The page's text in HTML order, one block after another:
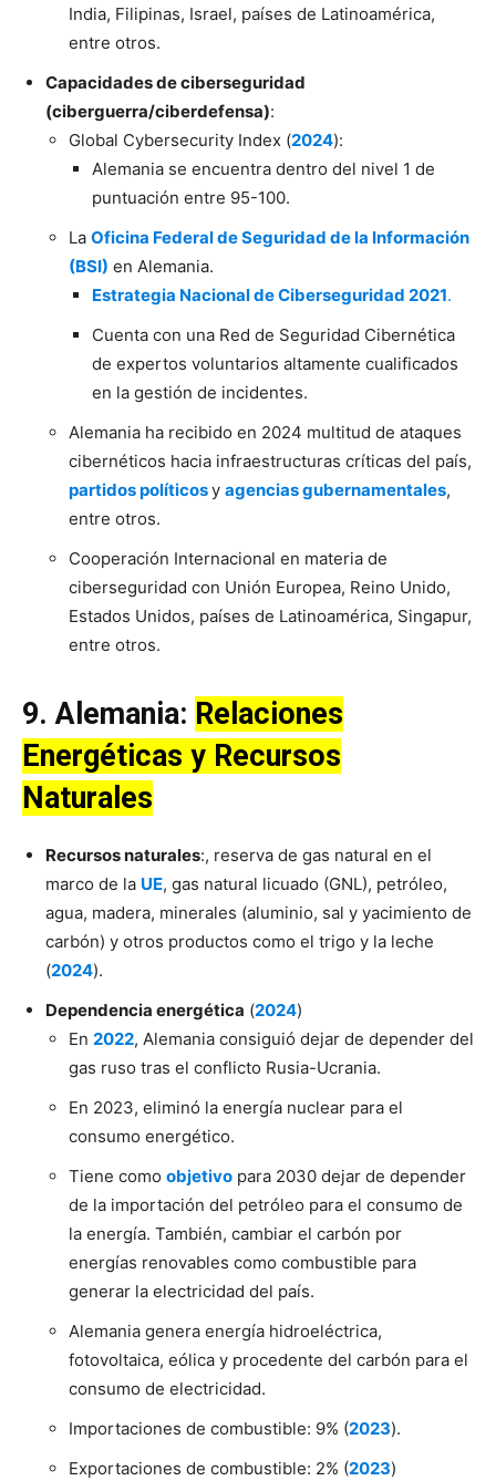
India, Filipinas, Israel, países de Latinoamérica,
entre otros.
Capacidades de ciberseguridad
(ciberguerra/ciberdefensa):
Global Cybersecurity Index (2024):
Alemania se encuentra dentro del nivel 1 de
puntuación entre 95-100.
La Oficina Federal de Seguridad de la Información
(BSI) en Alemania.
Estrategia Nacional de Ciberseguridad 2021.
Cuenta con una Red de Seguridad Cibernética
de expertos voluntarios altamente cualificados
en la gestión de incidentes.
Alemania ha recibido en 2024 multitud de ataques
cibernéticos hacia infraestructuras críticas del país,
partidos políticosy agencias gubernamentales,
entre otros.
Cooperación Internacional en materia de
ciberseguridad con Unión Europea, Reino Unido,
Estados Unidos, países de Latinoamérica, Singapur,
entre otros.
9.Alemania: Relaciones
Energéticas y Recursos
Naturales
Recursos naturales:, reserva de gas natural en el
marco de la UE, gas natural licuado (GNL), petróleo,
agua, madera, minerales (aluminio, sal y yacimiento de
carbón) y otros productos como el trigo y la leche
(2024).
Dependencia energética (2024)
En 2022, Alemania consiguió dejar de depender del
gas ruso tras el conflicto Rusia-Ucrania.
En 2023, eliminó la energía nuclear para el
consumo energético.
Tiene como objetivo para 2030 dejar de depender
de la importación del petróleo para el consumo de
la energía. También, cambiar el carbón por
energías renovables como combustible para
generar la electricidad del país.
Alemania genera energía hidroeléctrica,
fotovoltaica, eólica y procedente del carbón para el
consumo de electricidad.
Importaciones de combustible: 9% (2023).
Exportaciones de combustible: 2% (2023)